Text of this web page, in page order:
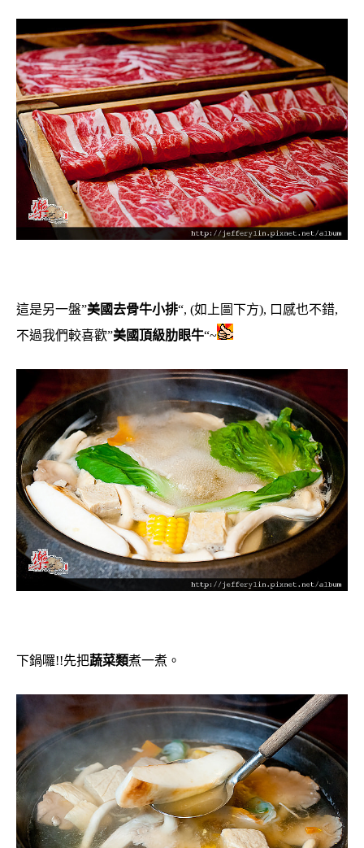
這是另一盤”美國去骨牛小排“, (如上圖下方), 口感也不錯,
不過我們較喜歡”美國頂級肋眼牛“~
下鍋囉!!先把蔬菜類煮一煮。